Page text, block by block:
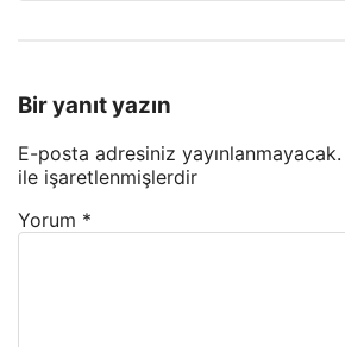
Bir yanıt yazın
E-posta adresiniz yayınlanmayacak.
ile işaretlenmişlerdir
Yorum *